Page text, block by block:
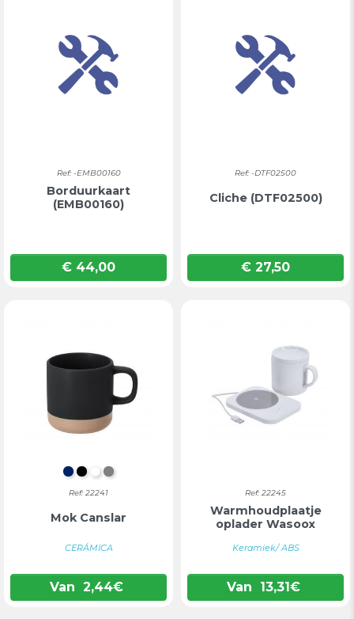
Ref: -EMB00160
Borduurkaart
(EMB00160)
Prijs
€ 44,00
Ref: -DTF02500
Cliche (DTF02500)
Prijs
€ 27,50
MARINEBLAUW
ZWART
WITGRIJS
Ref: 22241
Mok Canslar
CERÁMICA
Van 2,44€
Ref: 22245
Warmhoudplaatje
oplader Wasoox
Keramiek/ ABS
Van 13,31€